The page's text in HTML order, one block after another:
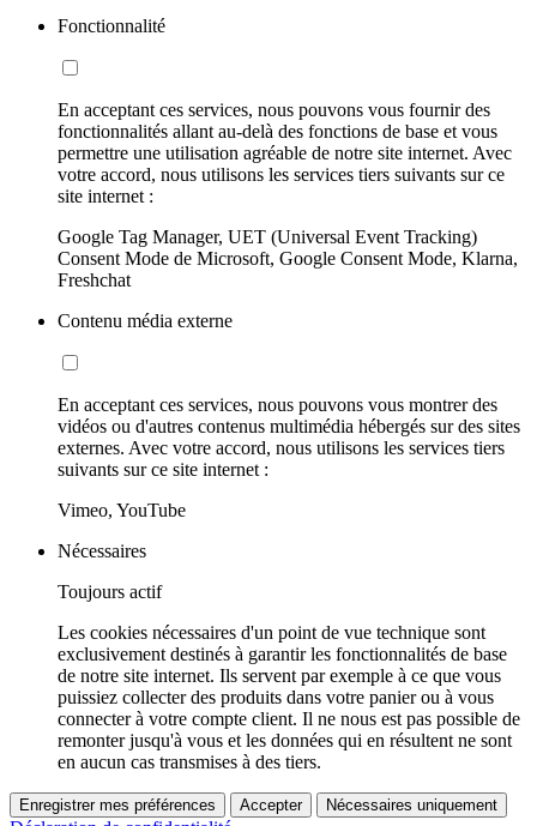
Fonctionnalité
En acceptant ces services, nous pouvons vous fournir des
fonctionnalités allant au-delà des fonctions de base et vous
permettre une utilisation agréable de notre site internet. Avec
votre accord, nous utilisons les services tiers suivants sur ce
site internet :
Google Tag Manager, UET (Universal Event Tracking)
Consent Mode de Microsoft, Google Consent Mode, Klarna,
Freshchat
Contenu média externe
En acceptant ces services, nous pouvons vous montrer des
vidéos ou d'autres contenus multimédia hébergés sur des sites
externes. Avec votre accord, nous utilisons les services tiers
suivants sur ce site internet :
Vimeo, YouTube
Nécessaires
Toujours actif
Les cookies nécessaires d'un point de vue technique sont
exclusivement destinés à garantir les fonctionnalités de base
de notre site internet. Ils servent par exemple à ce que vous
puissiez collecter des produits dans votre panier ou à vous
connecter à votre compte client. Il ne nous est pas possible de
remonter jusqu'à vous et les données qui en résultent ne sont
en aucun cas transmises à des tiers.
Enregistrer mes préférences Accepter Nécessaires uniquement